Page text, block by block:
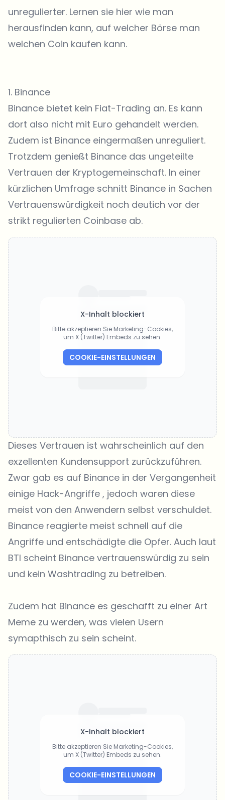
unregulierter. Lernen sie hier wie man
herausfinden kann, auf welcher Börse man
welchen Coin kaufen kann.
1. Binance
Binance bietet kein Fiat-Trading an. Es kann
dort also nicht mit Euro gehandelt werden.
Zudem ist Binance eingermaßen unreguliert.
Trotzdem genießt Binance das ungeteilte
Vertrauen der Kryptogemeinschaft. In einer
kürzlichen Umfrage schnitt Binance in Sachen
Vertrauenswürdigkeit noch deutich vor der
strikt regulierten Coinbase ab.
X-Inhalt blockiert
Bitte akzeptieren Sie Marketing-Cookies,
um X (Twitter) Embeds zu sehen.
COOKIE-EINSTELLUNGEN
Dieses Vertrauen ist wahrscheinlich auf den
exzellenten Kundensupport zurückzuführen.
Zwar gab es auf Binance in der Vergangenheit
einige Hack-Angriffe , jedoch waren diese
meist von den Anwendern selbst verschuldet.
Binance reagierte meist schnell auf die
Angriffe und entschädigte die Opfer. Auch laut
BTI scheint Binance vertrauenswürdig zu sein
und kein Washtrading zu betreiben.
Zudem hat Binance es geschafft zu einer Art
Meme zu werden, was vielen Usern
symapthisch zu sein scheint.
X-Inhalt blockiert
Bitte akzeptieren Sie Marketing-Cookies,
um X (Twitter) Embeds zu sehen.
COOKIE-EINSTELLUNGEN